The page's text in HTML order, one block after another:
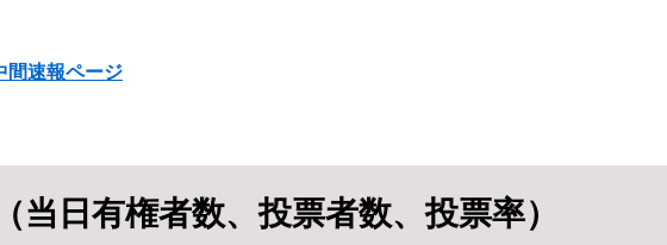
速報ページ
当日有権者数、投票者数、投票率）